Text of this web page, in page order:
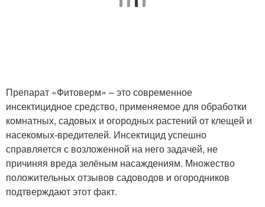
Препарат «Фитоверм» – это современное
инсектицидное средство, применяемое для обработки
комнатных, садовых и огородных растений от клещей и
насекомых-вредителей. Инсектицид успешно
справляется с возложенной на него задачей, не
причиняя вреда зелёным насаждениям. Множество
положительных отзывов садоводов и огородников
подтверждают этот факт.